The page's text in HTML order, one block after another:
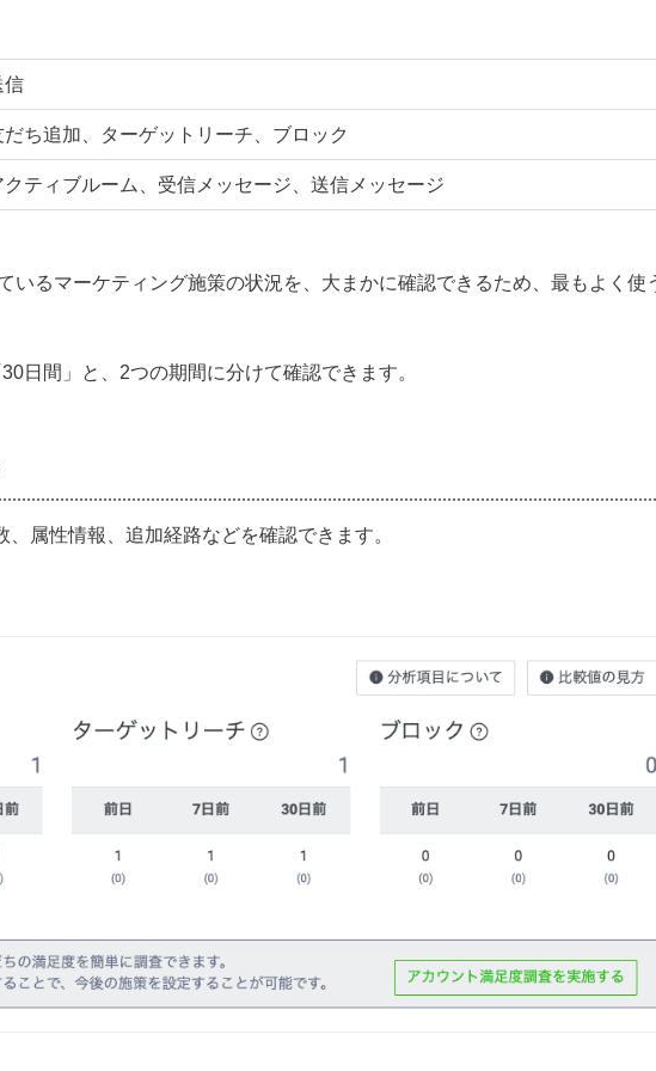
信
だち追加、ターゲットリーチ、ブロック
クティブルーム、受信メッセージ、送信メッセージ
いるマーケティング施策の状況を、大まかに確認できるため、最もよく使
日間」と、2つの期間に分けて確認できます。
、属性情報、追加経路などを確認できます。